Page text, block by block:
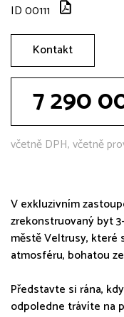
ID 00111
Kontakt
7 290
včetně DPH, včetně
V exkluzivním
zrekonstruovaný byt
městě Veltrusy, které
atmosféru, bohatou
Představte si rána,
odpoledne trávíte na